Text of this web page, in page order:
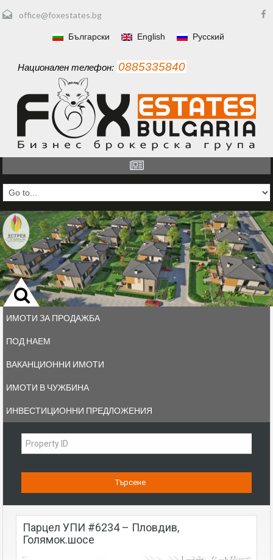
office@foxestates.bg
Български English Русский
Национален телефон: 0885335840
ИМОТИ ЗА ПРОДАЖБА
ПОД НАЕМ
ВАКАНЦИОННИ ИМОТИ
ИМОТИ В ЧУЖБИНА
ИНВЕСТИЦИОННИ ПРЕДЛОЖЕНИЯ
парцел УПИ #6234 – Пловдив,
Голямок.шосе